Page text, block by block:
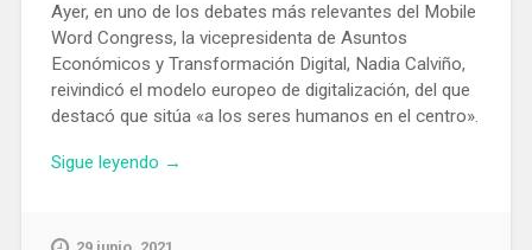
Ayer, en uno de los debates más relevantes del Mobile
Word Congress, la vicepresidenta de Asuntos
Económicos y Transformación Digital, Nadia Calviño,
reivindicó el modelo europeo de digitalización, del que
destacó que sitúa «a los seres humanos en el centro».
Sigue leyendo «El
el
→